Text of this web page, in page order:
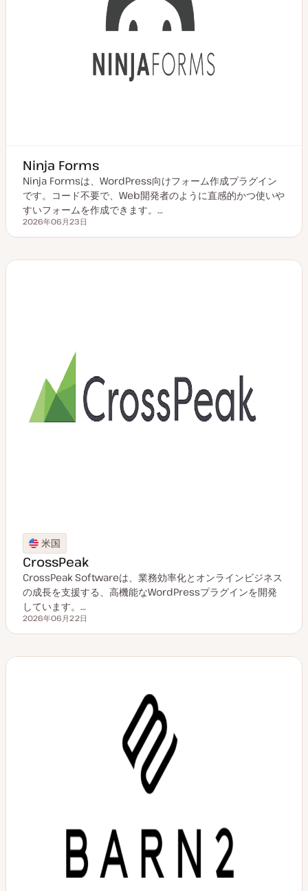
Ninja Forms
Ninja Formsは、WordPress向けフォーム作成プラグイン
です。コード不要で、Web開発者のように直感的かつ使いや
すいフォームを作成できます。…
更新日
2026年06月23日
米国
CrossPeak
CrossPeak Softwareは、業務効率化とオンラインビジネス
の成長を支援する、高機能なWordPressプラグインを開発
しています。…
更新日
2026年06月22日